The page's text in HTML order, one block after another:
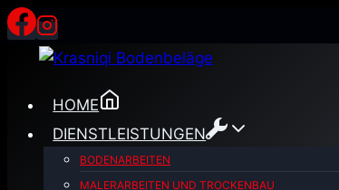
Zum
Inhalt
springen
HOME
DIENSTLEISTUNGEN
BODENARBEITEN
MALERARBEITEN UND TROCKENBAU